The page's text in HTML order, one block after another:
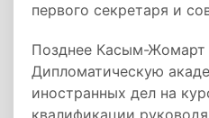
первого секретаря и
Позднее Касым-Жомарт
Дипломатическую
иностранных дел на
квалификации